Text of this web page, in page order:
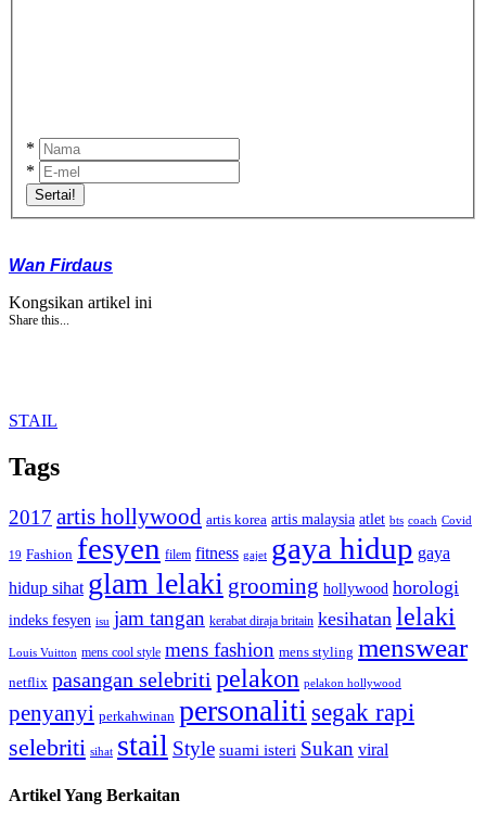
*
*
Sertai!
Wan Firdaus
Kongsikan artikel ini
Share this...
STAIL
Tags
2017 artis hollywood artis korea artis malaysia atlet bts coach Covid
19 Fashion fesyen filem fitness gajet gaya hidup gaya
hidup sihat glam lelaki grooming hollywood horologi
indeks fesyen isu jam tangan kerabat diraja britain kesihatan lelaki
Louis Vuitton mens cool style mens fashion mens styling menswear
netflix pasangan selebriti pelakon pelakon hollywood
penyanyi perkahwinan personaliti segak rapi
selebriti sihat stail Style suami isteri Sukan viral
Artikel Yang Berkaitan